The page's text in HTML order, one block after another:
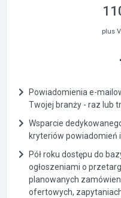
plus
Powiadomienia e-
Twojej branży - raz lub
Wsparcie
kryteriów powiadomień
Pół roku dostępu do
ogłoszeniami o
planowanych
ofertowych, zapytaniach